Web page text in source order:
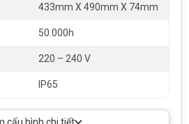
Bảo Vệ Chống Nước
BVP361 có khả năngchống nước
433mm X 490mm X 74mm
50.000h
220 – 240 V
IP65
cấu hình chi tiết